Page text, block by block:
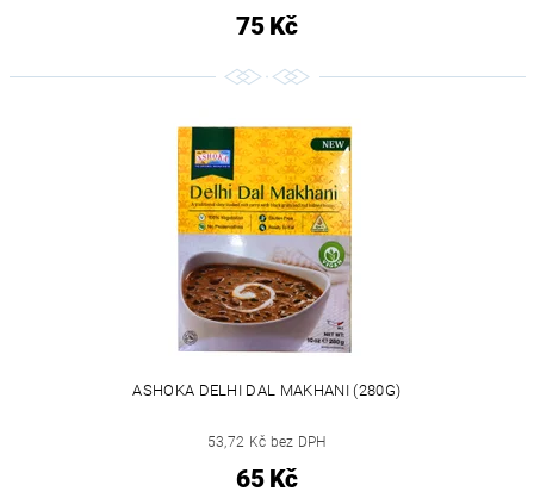
75 Kč
ASHOKA DELHI DAL MAKHANI (280G)
53,72 Kč bez DPH
65 Kč